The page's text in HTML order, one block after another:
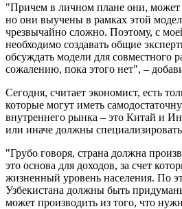
"Причем в личном плане они, может
но они выучены в рамках этой
чрезвычайно сложно. Поэтому, с
необходимо создавать общие
обсуждать модели для совместного
сожалению, пока этого нет", –
Сегодня, считает экономист, есть
которые могут иметь
внутреннего рынка – это Китай и
или иначе должны
"Грубо говоря, страна должна
это основа для доходов, за счет
жизненный уровень населения. По
Узбекистана должны быть
может производить из того, что